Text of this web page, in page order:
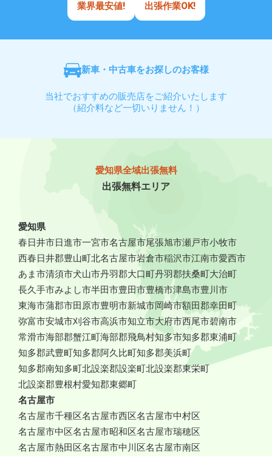
業界最安値! 出張作業OK!
新車・中古車をお探しのお客様
当社でおすすめの販売店をご紹介いたします
（紹介料など一切いりません！）
愛知県全域出張無料
出張無料エリア
愛知県
春日井市日進市一宮市名古屋市尾張旭市瀬戸市小牧市
西春日井郡豊山町北名古屋市岩倉市稲沢市江南市愛西市
あま市清須市犬山市丹羽郡大口町丹羽郡扶桑町大治町
長久手市みよし市半田市豊田市豊橋市津島市豊川市
東海市蒲郡市田原市豊明市新城市岡崎市額田郡幸田町
弥富市安城市刈谷市高浜市知立市大府市西尾市碧南市
常滑市海部郡蟹江町海部郡飛鳥村知多市知多郡東浦町
知多郡武豊町知多郡阿久比町知多郡美浜町
知多郡南知多町北設楽郡設楽町北設楽郡東栄町
北設楽郡豊根村愛知郡東郷町
名古屋市
名古屋市千種区名古屋市西区名古屋市中村区
名古屋市中区名古屋市昭和区名古屋市瑞穂区
名古屋市熱田区名古屋市中川区名古屋市南区